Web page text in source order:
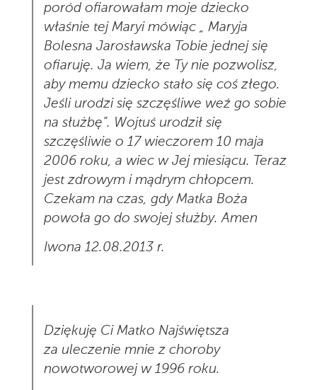
poród ofiarowałam moje dziecko
właśnie tej Maryi mówiąc „ Maryja
Bolesna Jarosławska Tobie jednej się
ofiaruję. Ja wiem, że Ty nie pozwolisz,
aby memu dziecko stało się coś złego.
Jeśli urodzi się szczęśliwe weź go sobie
na służbę”. Wojtuś urodził się
szczęśliwie o 17 wieczorem 10 maja
2006 roku, a wiec w Jej miesiącu. Teraz
jest zdrowym i mądrym chłopcem.
Czekam na czas, gdy Matka Boża
powoła go do swojej służby. Amen
Iwona 12.08.2013 r.
Dziękuję Ci Matko Najświętsza
za uleczenie mnie z choroby
nowotworowej w 1996 roku.